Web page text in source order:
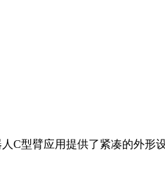
C型臂应用提供了紧凑的外形